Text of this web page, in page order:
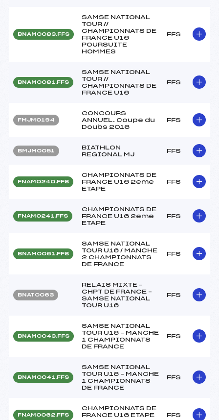
BNAM0083.FFS
SAMSE NATIONAL
TOUR //
CHAMPIONNATS DE
FRANCE U16
POURSUITE
HOMMES
FFS
BNAM0081.FFS
SAMSE NATIONAL
TOUR //
CHAMPIONNATS DE
FRANCE U16
FFS
FMJM0194
CONCOURS
ANNUEL. Coupe du
Doubs 2016
FFS
BMJM0051
BIATHLON
REGIONAL MJ
FFS
FNAM0240.FFS
CHAMPIONNATS DE
FRANCE U16 2eme
ETAPE
FFS
FNAM0241.FFS
CHAMPIONNATS DE
FRANCE U16 2eme
ETAPE
FFS
BNAM0061.FFS
SAMSE NATIONAL
TOUR U16 / MANCHE
2 CHAMPIONNATS
DE FRANCE
FFS
BNAT0063
RELAIS MIXTE –
CHPT DE FRANCE –
SAMSE NATIONAL
TOUR U16
FFS
BNAM0043.FFS
SAMSE NATIONAL
TOUR U16 – MANCHE
1 CHAMPIONNATS
DE FRANCE
FFS
BNAM0041.FFS
SAMSE NATIONAL
TOUR U16 – MANCHE
1 CHAMPIONNATS
DE FRANCE
FFS
FNAM0062.FFS
CHAMPIONNATS DE
FRANCE U16 ETAPE
FFS